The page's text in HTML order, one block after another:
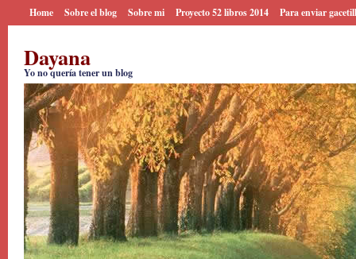
Home Sobre el blog Sobre mi Proyecto 52 libros 2014 Para enviar
Dayana
Yo no quería tener un blog